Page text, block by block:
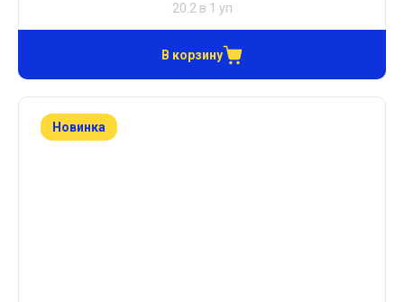
20.2 в 1 уп
В корзину
Новинка